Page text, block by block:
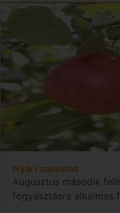
Nyári zamatos
Augusztus második
fogyasztásra alkalmas